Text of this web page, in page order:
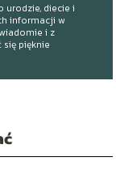
urodzie, diecie i
informacji w
i z
się pięknie